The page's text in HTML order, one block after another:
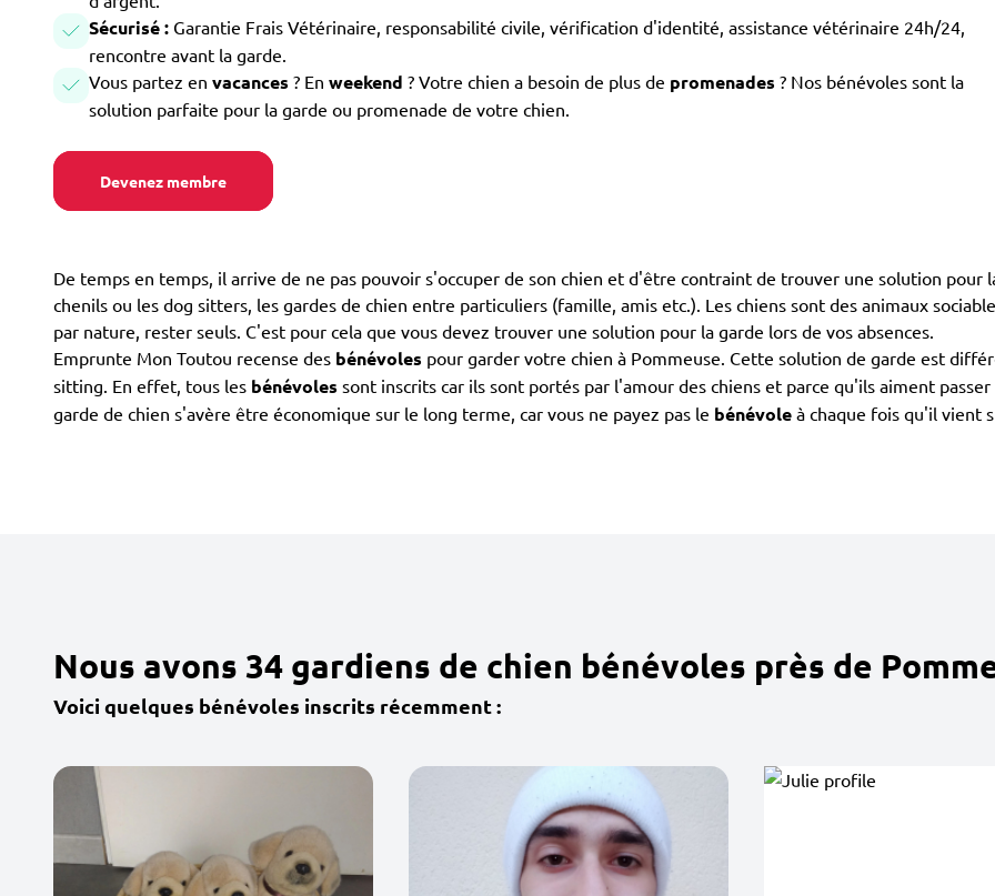
Sécurisé : Garantie Frais Vétérinaire, responsabilité civile, vérification d'identité, assistance vétérinaire 24h/24,
rencontre avant la garde.
Vous partez en vacances ? En weekend ? Votre chien a besoin de plus de promenades ? Nos bénévoles sont la
solution parfaite pour la garde ou promenade de votre chien.
Devenez membre
De temps en temps, il arrive de ne pas pouvoir s'occuper de son chien et d'être contraint de trouver une solution pour
chenils ou les dog sitters, les gardes de chien entre particuliers (famille, amis etc.). Les chiens sont des animaux
par nature, rester seuls. C'est pour cela que vous devez trouver une solution pour la garde lors de vos absences.
Emprunte Mon Toutou recense des bénévoles pour garder votre chien à Pommeuse. Cette solution de garde est
sitting. En effet, tous les bénévoles sont inscrits car ils sont portés par l'amour des chiens et parce qu'ils aiment
garde de chien s'avère être économique sur le long terme, car vous ne payez pas le bénévole à chaque fois qu'il vient
Nous avons 34 gardiens de chien bénévoles près de
Voici quelques bénévoles inscrits récemment :